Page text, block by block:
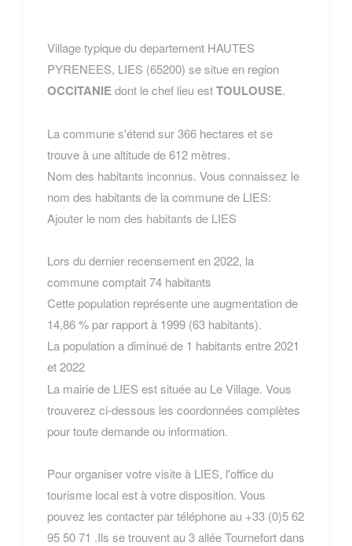
Village typique du departement HAUTES
PYRENEES, LIES (65200) se situe en region
OCCITANIEdont le chef lieu estTOULOUSE.
La commune s'étend sur 366 hectares et se
trouve à une altitude de 612 mètres.
Nom des habitants inconnus. Vous connaissez le
nom des habitants de la commune de LIES:
Ajouter le nom des habitants de LIES
Lors du dernier recensement en 2022, la
commune comptait 74 habitants
Cette population représente une augmentation de
14,86 % par rapport à 1999 (63 habitants).
La population a diminué de 1 habitants entre 2021
et 2022
La mairie de LIES est située au Le Village. Vous
trouverez ci-dessous les coordonnées complètes
pour toute demande ou information.
Pour organiser votre visite à LIES, l'office du
tourisme local est à votre disposition. Vous
pouvez les contacter par téléphone au +33 (0)5 62
95 50 71 .Ils se trouvent au 3 allée Tournefort dans